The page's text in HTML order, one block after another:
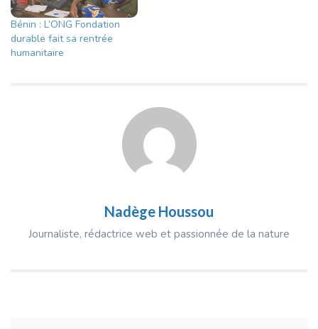
Bénin : L’ONG Fondation
durable fait sa rentrée
humanitaire
Nadège Houssou
Journaliste, rédactrice web et passionnée de la nature